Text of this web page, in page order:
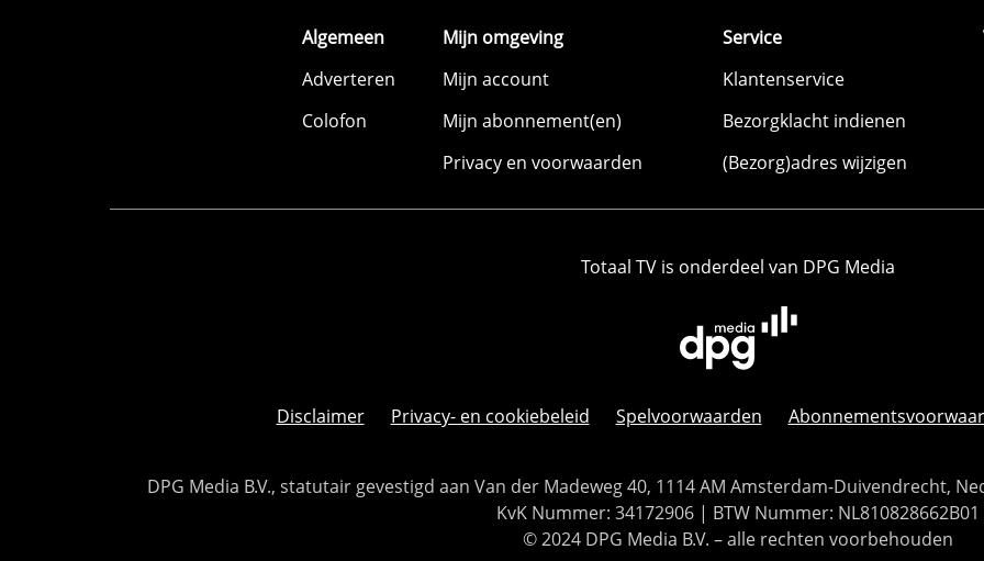
Algemeen
Adverteren
Colofon
Mijn omgeving
Mijn account
Mijn abonnement(en)
Privacy en voorwaarden
Service
Klantenservice
Bezorgklacht indienen
(Bezorg)adres wijzigen
Totaal TV is onderdeel van DPG Media
Disclaimer Privacy- en cookiebeleid Spelvoorwaarden
DPG Media B.V., statutair gevestigd aan Van der Madeweg 40, 1114 AM Amsterdam-Duivendrecht,
KvK Nummer: 34172906 | BTW Nummer: NL810828662B01
© 2024 DPG Media B.V. – alle rechten voorbehouden